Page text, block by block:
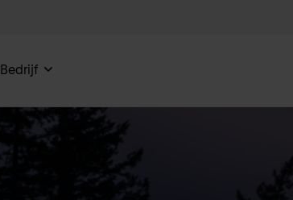
Bedrijf